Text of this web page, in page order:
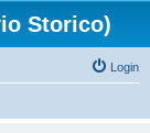
Storico)
Login